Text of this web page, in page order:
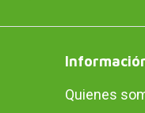
Quienes